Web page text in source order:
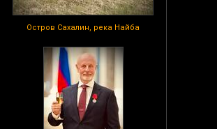
Остров Сахалин, река Найба